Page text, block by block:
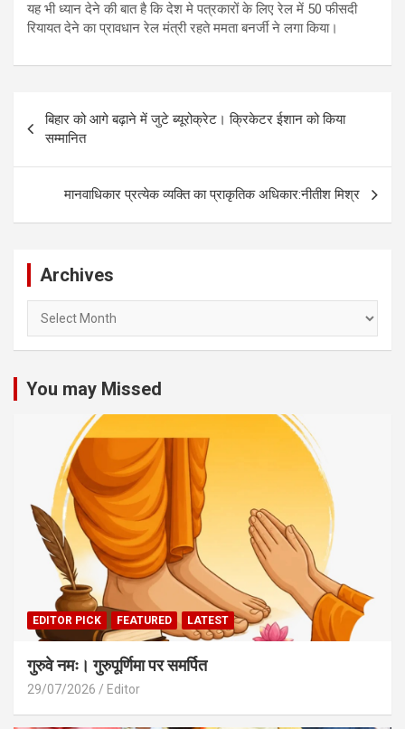
यह भी ध्यान देने की बात है कि देश मे पत्रकारों के लिए रेल में 50 फीसदी
रियायत देने का प्रावधान रेल मंत्री रहते ममता बनर्जी ने लगा किया।
Post
navigation
बिहार को आगे बढ़ाने में जुटे ब्यूरोक्रेट। क्रिकेटर ईशान को किया
सम्मानित
मानवाधिकार प्रत्येक व्यक्ति का प्राकृतिक अधिकार:नीतीश मिश्र
Archives
You may Missed
EDITOR PICK FEATURED LATEST
गुरुवे नमः। गुरुपूर्णिमा पर समर्पित
29/07/2026 Editor